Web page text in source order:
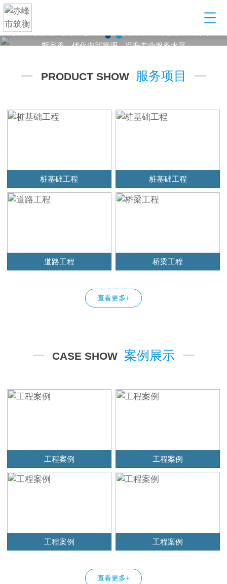
某某建筑工程有限公司，以起重设备租赁起步，到目前发展为业
PRODUCT SHOW 服务项目
桩基础工程 桩基础工程
道路工程 桥梁工程
查看更多+
CASE SHOW 案例展示
工程案例 工程案例
工程案例 工程案例
查看更多+